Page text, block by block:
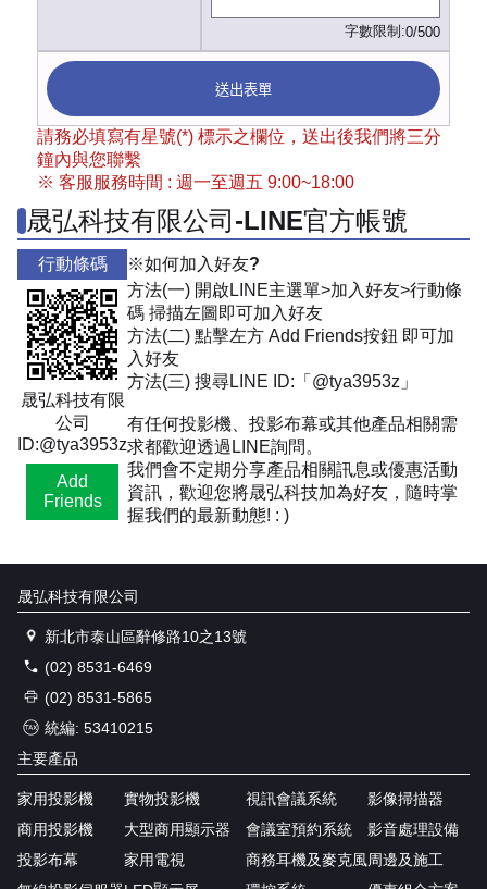
字數限制:0/500
送出表單
請務必填寫有星號(*) 標示之欄位，送出後我們將三分
鐘內與您聯繫
※ 客服服務時間 : 週一至週五 9:00~18:00
晟弘科技有限公司-LINE官方帳號
行動條碼
晟弘科技有限
公司
ID:@tya3953z
Add
Friends
※如何加入好友?
方法(一) 開啟LINE主選單>加入好友>行動條
碼 掃描左圖即可加入好友
方法(二) 點擊左方 Add Friends按鈕 即可加
入好友
方法(三) 搜尋LINE ID:「@tya3953z」
有任何投影機、投影布幕或其他產品相關需
求都歡迎透過LINE詢問。
我們會不定期分享產品相關訊息或優惠活動
資訊，歡迎您將晟弘科技加為好友，隨時掌
握我們的最新動態! : )
晟弘科技有限公司
新北市泰山區辭修路10之13號
(02) 8531-6469
(02) 8531-5865
統編: 53410215
主要產品
家用投影機
商用投影機
投影布幕
實物投影機
大型商用顯示器
家用電視
視訊會議系統
會議室預約系統
商務耳機及麥克風
影像掃描器
影音處理設備
周邊及施工